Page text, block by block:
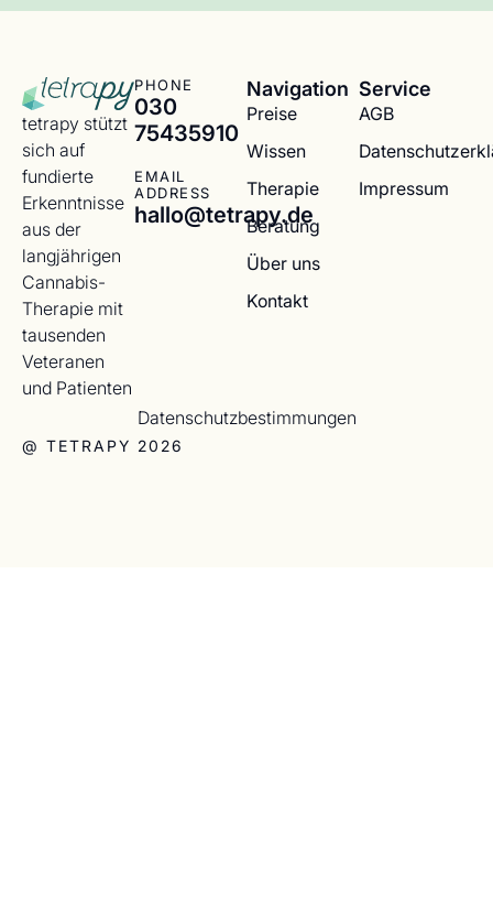
tetrapy stützt
sich auf
fundierte
Erkenntnisse
aus der
langjährigen
Cannabis-
Therapie mit
tausenden
Veteranen
und Patienten
PHONE
030
75435910
EMAIL
ADDRESS
hallo@tetrapy.de
Navigation
Preise
Wissen
Therapie
Beratung
Über uns
Kontakt
Service
AGB
Impressum
@ TETRAPY 2026
Datenschutzbestimmungen